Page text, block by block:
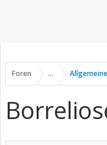
Foren ...